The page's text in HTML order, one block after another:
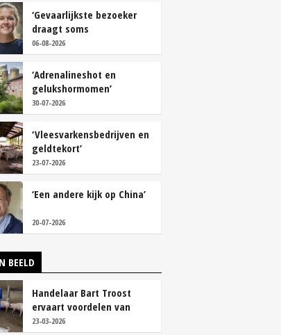
‘Gevaarlijkste bezoeker
draagt soms
overschoenen’
06-08-2026
‘Adrenalineshot en
gelukshormomen’
30-07-2026
‘Vleesvarkensbedrijven en
geldtekort’
23-07-2026
‘Een andere kijk op China’
20-07-2026
BEELD
Handelaar Bart Troost
ervaart voordelen van
coöperatieve voerfusie
23-03-2026